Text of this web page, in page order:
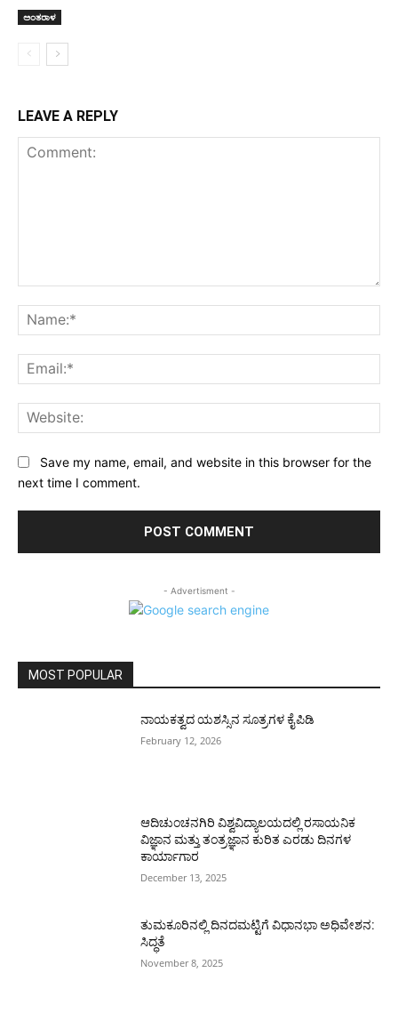
ಅಂತರಾಳ
LEAVE A REPLY
Save my name, email, and website in this browser for the
next time I comment.
- Advertisment -
MOST POPULAR
ನಾಯಕತ್ವದ ಯಶಸ್ಸಿನ ಸೂತ್ರಗಳ ಕೈಪಿಡಿ
February 12, 2026
ಆದಿಚುಂಚನಗಿರಿ ವಿಶ್ವವಿದ್ಯಾಲಯದಲ್ಲಿ ರಸಾಯನಿಕ
ವಿಜ್ಞಾನ ಮತ್ತು ತಂತ್ರಜ್ಞಾನ ಕುರಿತ ಎರಡು ದಿನಗಳ
ಕಾರ್ಯಾಗಾರ
December 13, 2025
ತುಮಕೂರಿನಲ್ಲಿ ದಿನದಮಟ್ಟಿಗೆ ವಿಧಾನಭಾ ಅಧಿವೇಶನ:
ಸಿದ್ಧತೆ
November 8, 2025